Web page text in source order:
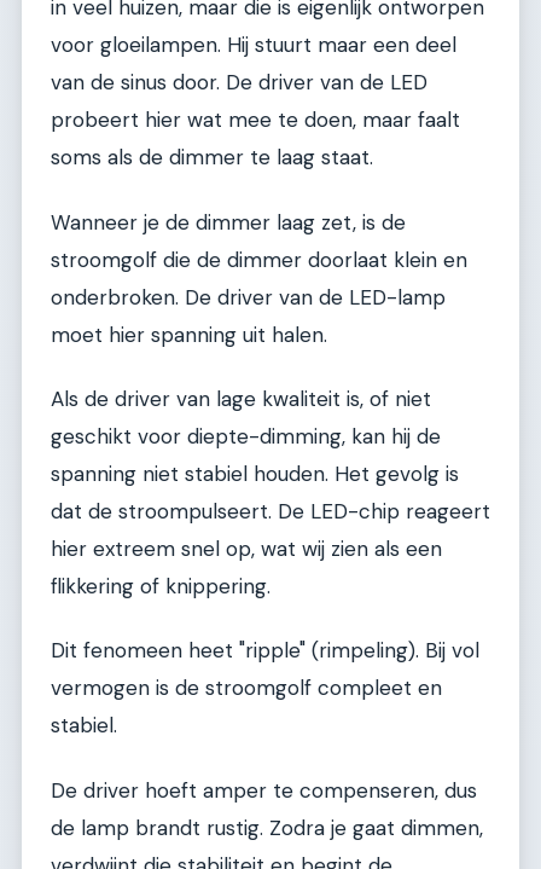
in veel huizen, maar die is eigenlijk ontworpen
voor gloeilampen. Hij stuurt maar een deel
van de sinus door. De driver van de LED
probeert hier wat mee te doen, maar faalt
soms als de dimmer te laag staat.
Wanneer je de dimmer laag zet, is de
stroomgolf die de dimmer doorlaat klein en
onderbroken. De driver van de LED-lamp
moet hier spanning uit halen.
Als de driver van lage kwaliteit is, of niet
geschikt voor diepte-dimming, kan hij de
spanning niet stabiel houden. Het gevolg is
dat de stroompulseert. De LED-chip reageert
hier extreem snel op, wat wij zien als een
flikkering of knippering.
Dit fenomeen heet "ripple" (rimpeling). Bij vol
vermogen is de stroomgolf compleet en
stabiel.
De driver hoeft amper te compenseren, dus
de lamp brandt rustig. Zodra je gaat dimmen,